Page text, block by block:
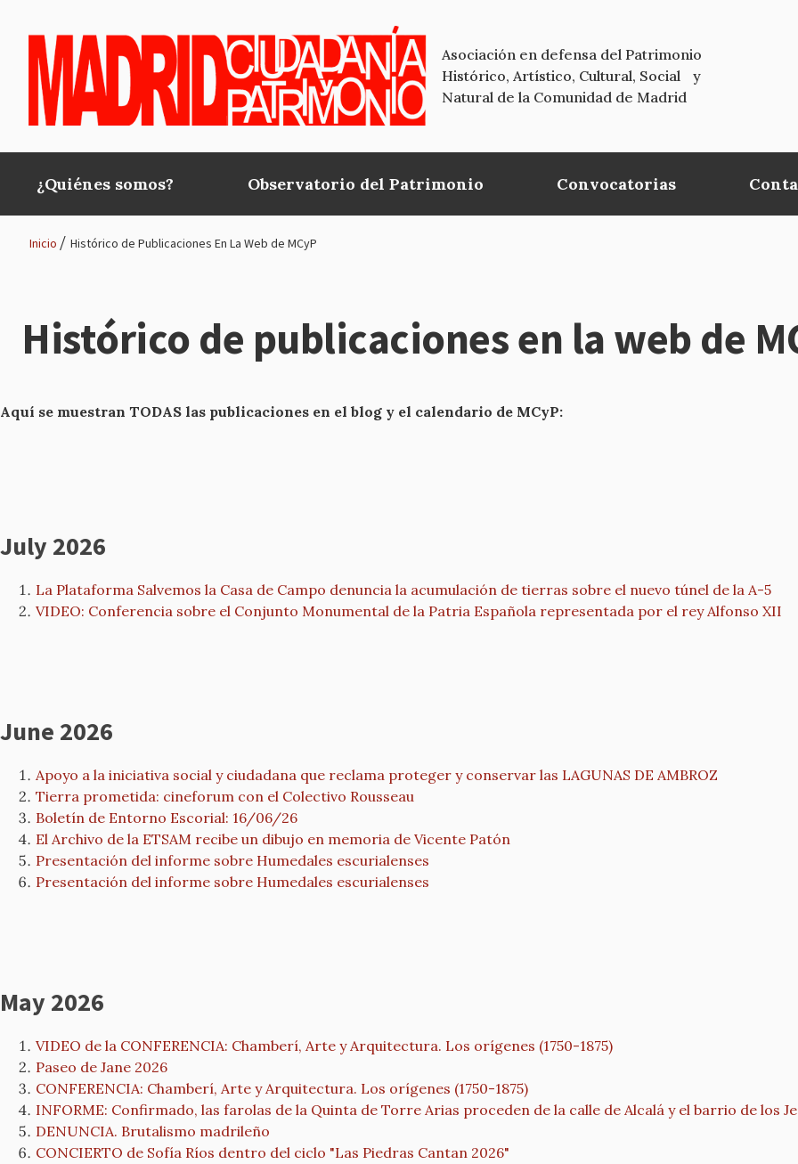
Asociación en defensa del Patrimonio
Histórico, Artístico, Cultural, Social y
Natural de la Comunidad de Madrid
Main
navigation
¿Quiénes somos? Observatorio del Patrimonio Convocatorias
de
Inicio Histórico de Publicaciones En La Web de MCyP
Histórico de publicaciones en la web de
Aquí se muestran TODAS las publicaciones en el blog y el calendario de MCyP:
July 2026
La Plataforma Salvemos la Casa de Campo denuncia la acumulación de tierras sobre el nuevo túnel de la A-5
VIDEO: Conferencia sobre el Conjunto Monumental de la Patria Española representada por el rey Alfonso XII
June 2026
Apoyo a la iniciativa social y ciudadana que reclama proteger y conservar las LAGUNAS DE AMBROZ
Tierra prometida: cineforum con el Colectivo Rousseau
Boletín de Entorno Escorial: 16/06/26
El Archivo de la ETSAM recibe un dibujo en memoria de Vicente Patón
Presentación del informe sobre Humedales escurialenses
Presentación del informe sobre Humedales escurialenses
May 2026
VIDEO de la CONFERENCIA: Chamberí, Arte y Arquitectura. Los orígenes (1750-1875)
Paseo de Jane 2026
CONFERENCIA: Chamberí, Arte y Arquitectura. Los orígenes (1750-1875)
INFORME: Confirmado, las farolas de la Quinta de Torre Arias proceden de la calle de Alcalá y el barrio de los
DENUNCIA. Brutalismo madrileño
CONCIERTO de Sofía Ríos dentro del ciclo "Las Piedras Cantan 2026"